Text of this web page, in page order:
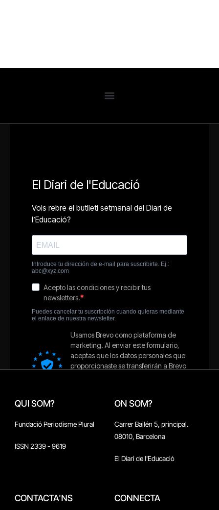
QUI SOM?
Fundació Periodisme Plural
ISSN 2339 - 9619
ON SOM?
Carrer Bailén 5, principal.
08010, Barcelona
El Diari de l'Educació
CONTACTA'NS CONNECTA